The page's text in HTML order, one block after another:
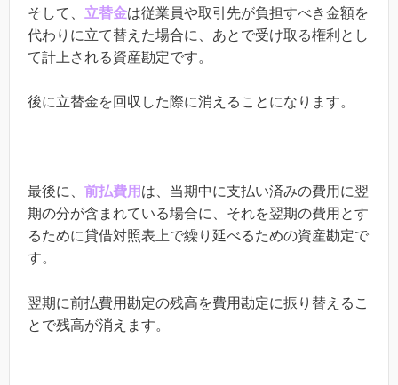
そして、 立替金は従業員や取引先が負担すべき金額を
代わりに立て替えた場合に、あとで受け取る権利とし
て計上される資産勘定です。
後に立替金を回収した際に消えることになります。
最後に、 前払費用 は、当期中に支払い済みの費用に翌
期の分が含まれている場合に、それを翌期の費用とす
るために貸借対照表上で繰り延べるための資産勘定で
す。
翌期に前払費用勘定の残高を費用勘定に振り替えるこ
とで残高が消えます。